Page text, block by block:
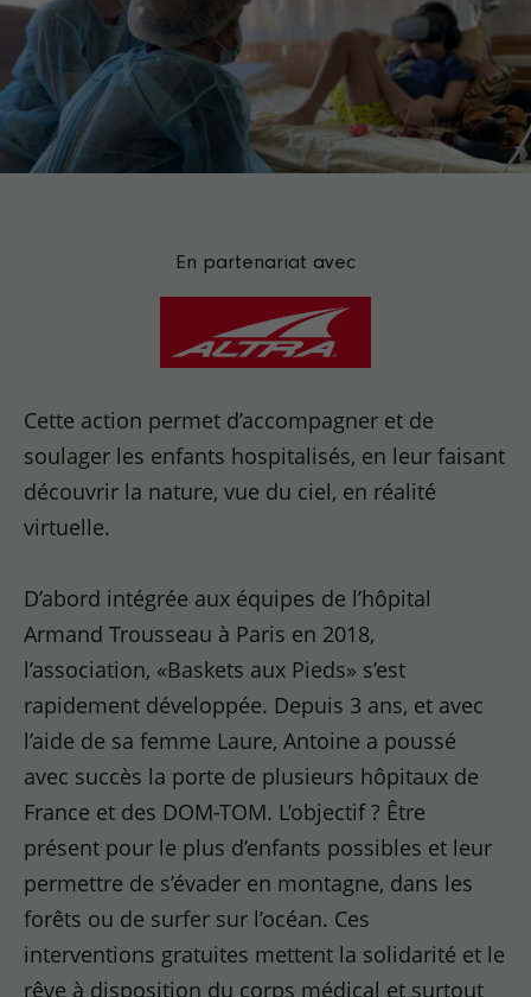
En partenariat avec
Cette action permet d’accompagner et de
soulager les enfants hospitalisés, en leur faisant
découvrir la nature, vue du ciel, en réalité
virtuelle.
D’abord intégrée aux équipes de l’hôpital
Armand Trousseau à Paris en 2018,
l’association, «Baskets aux Pieds» s’est
rapidement développée. Depuis 3 ans, et avec
l’aide de sa femme Laure, Antoine a poussé
avec succès la porte de plusieurs hôpitaux de
France et des DOM-TOM. L’objectif ? Être
présent pour le plus d’enfants possibles et leur
permettre de s’évader en montagne, dans les
forêts ou de surfer sur l’océan. Ces
interventions gratuites mettent la solidarité et le
rêve à disposition du corps médical et surtout